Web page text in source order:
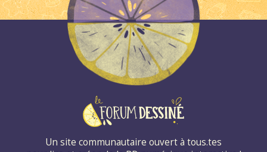
Un site communautaire ouvert à tous.tes